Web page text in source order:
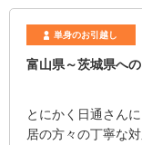
単身のお引越し
富山県～茨城県へ
とにかく日通さん
居の方々の丁寧な